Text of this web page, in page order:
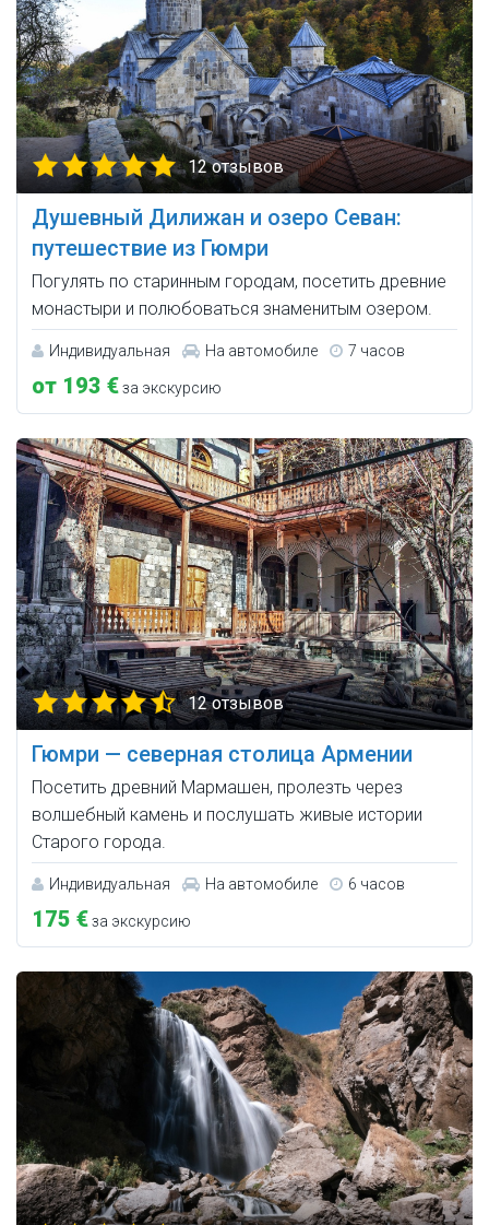
12 отзывов
Душевный Дилижан и озеро Севан:
путешествие из Гюмри
Погулять по старинным городам, посетить древние
монастыри и полюбоваться знаменитым озером.
Индивидуальная На автомобиле 7 часов
от 193 €за экскурсию
12 отзывов
Гюмри — северная столица Армении
Посетить древний Мармашен, пролезть через
волшебный камень и послушать живые истории
Старого города.
Индивидуальная На автомобиле 6 часов
175 €за экскурсию